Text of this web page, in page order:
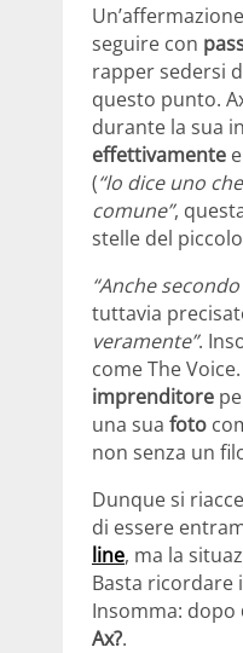
seguire con
rapper sedersi
questo punto.
durante la sua
effettivamente
(“lo dice uno
comune”,
stelle del
“Anche
tuttavia
veramente”.
come The
imprenditore
una sua foto
non senza un
Dunque si
di essere
line, ma la
Basta ricordare
Insomma: dopo
Ax?.